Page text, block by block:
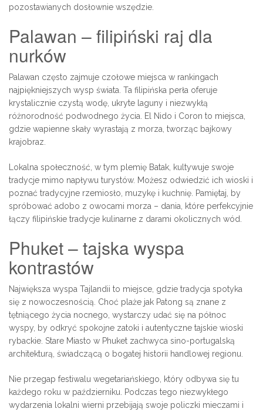
pozostawianych dosłownie wszędzie.
Palawan – filipiński raj dla
nurków
Palawan często zajmuje czołowe miejsca w rankingach
najpiękniejszych wysp świata. Ta filipińska perła oferuje
krystalicznie czystą wodę, ukryte laguny i niezwykłą
różnorodność podwodnego życia. El Nido i Coron to miejsca,
gdzie wapienne skały wyrastają z morza, tworząc bajkowy
krajobraz.
Lokalna społeczność, w tym plemię Batak, kultywuje swoje
tradycje mimo napływu turystów. Możesz odwiedzić ich wioski i
poznać tradycyjne rzemiosło, muzykę i kuchnię. Pamiętaj, by
spróbować adobo z owocami morza – dania, które perfekcyjnie
łączy filipińskie tradycje kulinarne z darami okolicznych wód.
Phuket – tajska wyspa
kontrastów
Największa wyspa Tajlandii to miejsce, gdzie tradycja spotyka
się z nowoczesnością. Choć plaże jak Patong są znane z
tętniącego życia nocnego, wystarczy udać się na północ
wyspy, by odkryć spokojne zatoki i autentyczne tajskie wioski
rybackie. Stare Miasto w Phuket zachwyca sino-portugalską
architekturą, świadczącą o bogatej historii handlowej regionu.
Nie przegap festiwalu wegetariańskiego, który odbywa się tu
każdego roku w październiku. Podczas tego niezwykłego
wydarzenia lokalni wierni przebijają swoje policzki mieczami i